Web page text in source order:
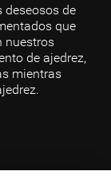
deseosos de
que
nuestros
de ajedrez,
mientras